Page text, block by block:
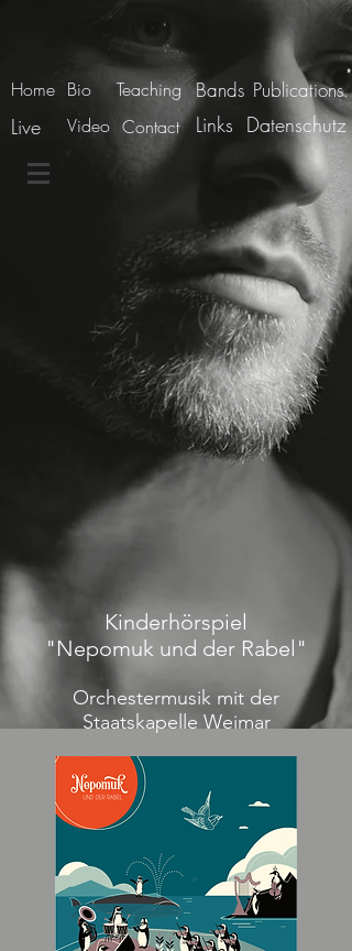
Home Bio Teaching Bands Publications
Live Video Contact Links Datenschutz
Kinderhörspiel
"Nepomuk und der Rabel"
Orchestermusik mit der
Staatskapelle Weimar